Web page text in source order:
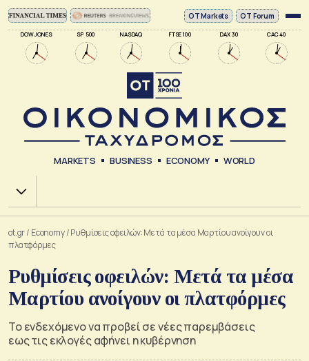
DOW JONES SP 500 NASDAQ FTSE 100 DAX 30 CAC 40
ΟΤ Markets OT Forum
MARKETS BUSINESS ECONOMY WORLD
Χ.Α.
ot.gr/ Economy/Ρυθμίσεις οφειλών: Μετά τα μέσα Μαρτίου ανοίγουν οι
πλατφόρμες
Ρυθμίσεις οφειλών: Μετά τα μέσα
Μαρτίου ανοίγουν οι πλατφόρμες
Το ενδεχόμενο να προβεί σε νέες παρεμβάσεις
εως τις εκλογές αφήνει η κυβέρνηση